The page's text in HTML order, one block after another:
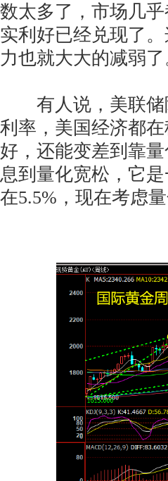
数太多了，市场几
实利好已经兑现了
力也就大大的减弱了
有人说，美联储
利率，美国经济都
好，还能变差到靠
息到量化宽松，它
在5.5%，现在考虑